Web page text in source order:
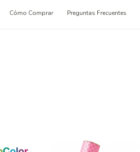
Cómo Comprar Preguntas Frecuentes